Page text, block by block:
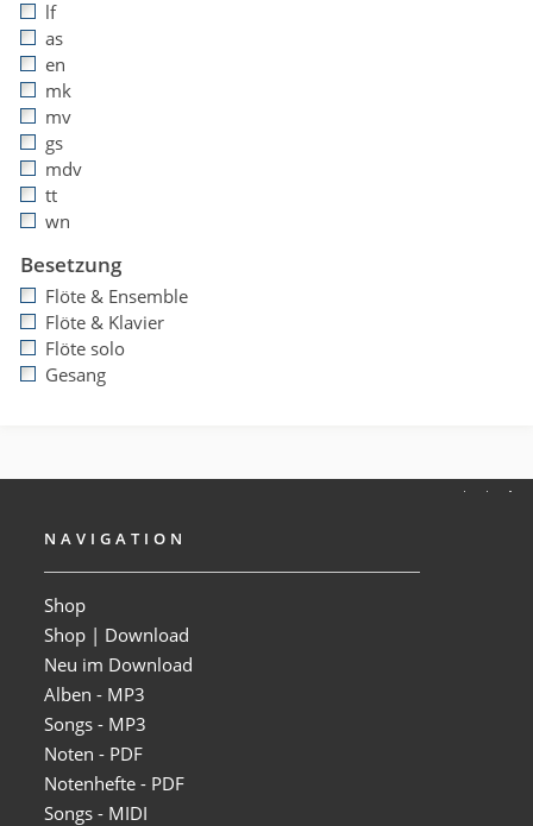
lf
as
en
mk
mv
gs
mdv
tt
wn
Besetzung
Flöte & Ensemble
Flöte & Klavier
Flöte solo
Gesang
NAVIGATION
Shop
Shop | Download
Neu im Download
Alben - MP3
Songs - MP3
Noten - PDF
Notenhefte - PDF
Songs - MIDI